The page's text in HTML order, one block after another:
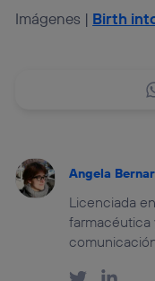
Imágenes | Birth
Angela
Licenciada
farmacéutica